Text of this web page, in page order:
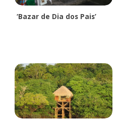
‘Bazar de Dia dos Pais’